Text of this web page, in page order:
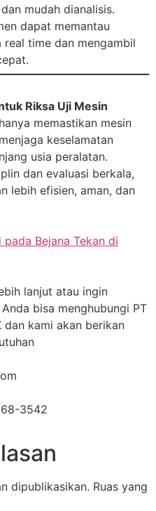
mudah dianalisis.
dapat memantau
real time dan mengambil
Riksa Uji Mesin
memastikan mesin
keselamatan
usia peralatan.
dan evaluasi berkala,
lebih efisien, aman, dan
pada Bejana Tekan di
lanjut atau ingin
bisa menghubungi PT
dan kami akan berikan
3542
dipublikasikan. Ruas yang